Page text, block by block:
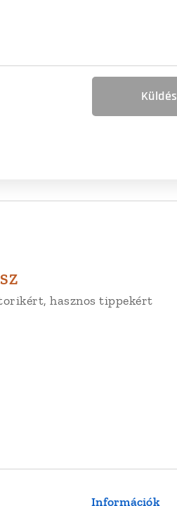
Küldés
hasznos tippekért
Információk